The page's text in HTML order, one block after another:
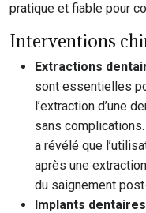
pratique et fiable pour
Interventions
Extractions
sont essentielles
l’extraction d’une
sans
a révélé que
après une
du saignement
Implants